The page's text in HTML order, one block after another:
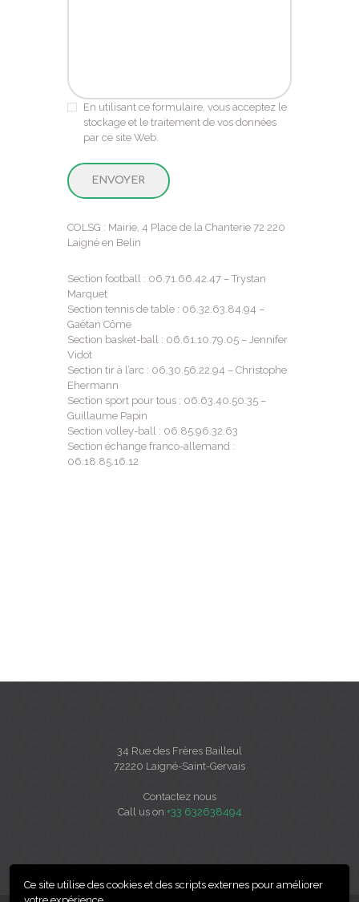
Ce site utilise des cookies et des scripts externes pour améliorer
En utilisant ce formulaire, vous acceptez le
stockage et le traitement de vos données
par ce site Web.
COLSG : Mairie, 4 Place de la Chanterie 72 220
Laigné en Belin
Section football : 06.71.66.42.47 – Trystan
Marquet
Section tennis de table : 06.32.63.84.94 –
Gaëtan Côme
Section basket-ball : 06.61.10.79.05 – Jennifer
Vidot
Section tir à l’arc : 06.30.56.22.94 – Christophe
Ehermann
Section sport pour tous : 06.63.40.50.35 –
Guillaume Papin
Section volley-ball : 06.85.96.32.63
Section échange franco-allemand :
06.18.85.16.12
34 Rue des Frères Bailleul
72220 Laigné-Saint-Gervais
Contactez nous
Call us on +33 632638494